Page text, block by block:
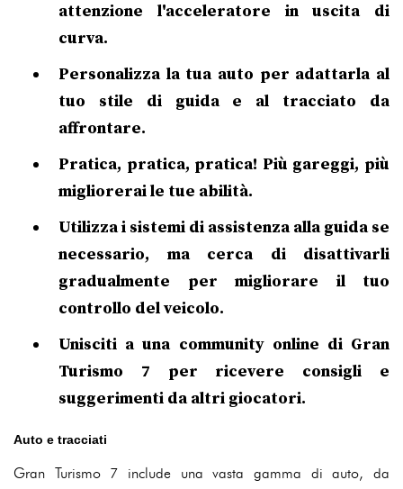
attenzione l'acceleratore in uscita di
curva.
Personalizza la tua auto per adattarla al
tuo stile di guida e al tracciato da
affrontare.
Pratica, pratica, pratica! Più gareggi, più
migliorerai le tue abilità.
Utilizza i sistemi di assistenza alla guida se
necessario, ma cerca di disattivarli
gradualmente per migliorare il tuo
controllo del veicolo.
Unisciti a una community online di Gran
Turismo 7 per ricevere consigli e
suggerimenti da altri giocatori.
Auto e tracciati
Gran Turismo 7 include una vasta gamma di auto, da